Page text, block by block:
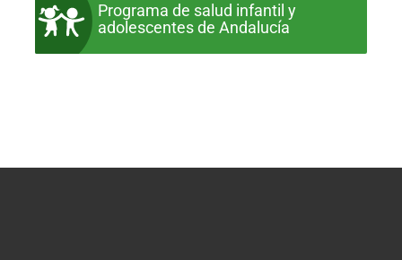
Programa de salud infantil y
adolescentes de Andalucía